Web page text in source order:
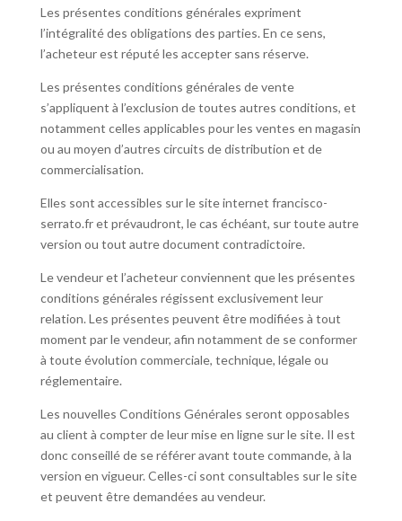
Les présentes conditions générales expriment
l’intégralité des obligations des parties. En ce sens,
l’acheteur est réputé les accepter sans réserve.
Les présentes conditions générales de vente
s’appliquent à l’exclusion de toutes autres conditions, et
notamment celles applicables pour les ventes en magasin
ou au moyen d’autres circuits de distribution et de
commercialisation.
Elles sont accessibles sur le site internet francisco-
serrato.fr et prévaudront, le cas échéant, sur toute autre
version ou tout autre document contradictoire.
Le vendeur et l’acheteur conviennent que les présentes
conditions générales régissent exclusivement leur
relation. Les présentes peuvent être modifiées à tout
moment par le vendeur, afin notamment de se conformer
à toute évolution commerciale, technique, légale ou
réglementaire.
Les nouvelles Conditions Générales seront opposables
au client à compter de leur mise en ligne sur le site. Il est
donc conseillé de se référer avant toute commande, à la
version en vigueur. Celles-ci sont consultables sur le site
et peuvent être demandées au vendeur.